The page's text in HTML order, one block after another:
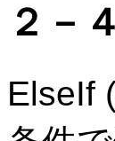
２－
ElseIf